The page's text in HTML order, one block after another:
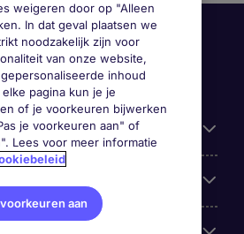
weigeren door op "Alleen
In dat geval plaatsen we
noodzakelijk zijn voor
van onze website,
inhoud
pagina kun je je
of je voorkeuren bijwerken
je voorkeuren aan" of
Lees voor meer informatie
aan